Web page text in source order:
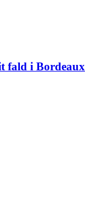
fald i Bordeaux